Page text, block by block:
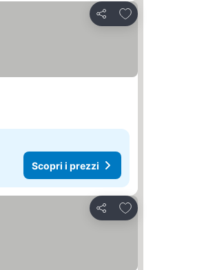
Condividi
Aggiungi ai preferiti
Scopri i prezzi
Condividi
Aggiungi ai preferiti